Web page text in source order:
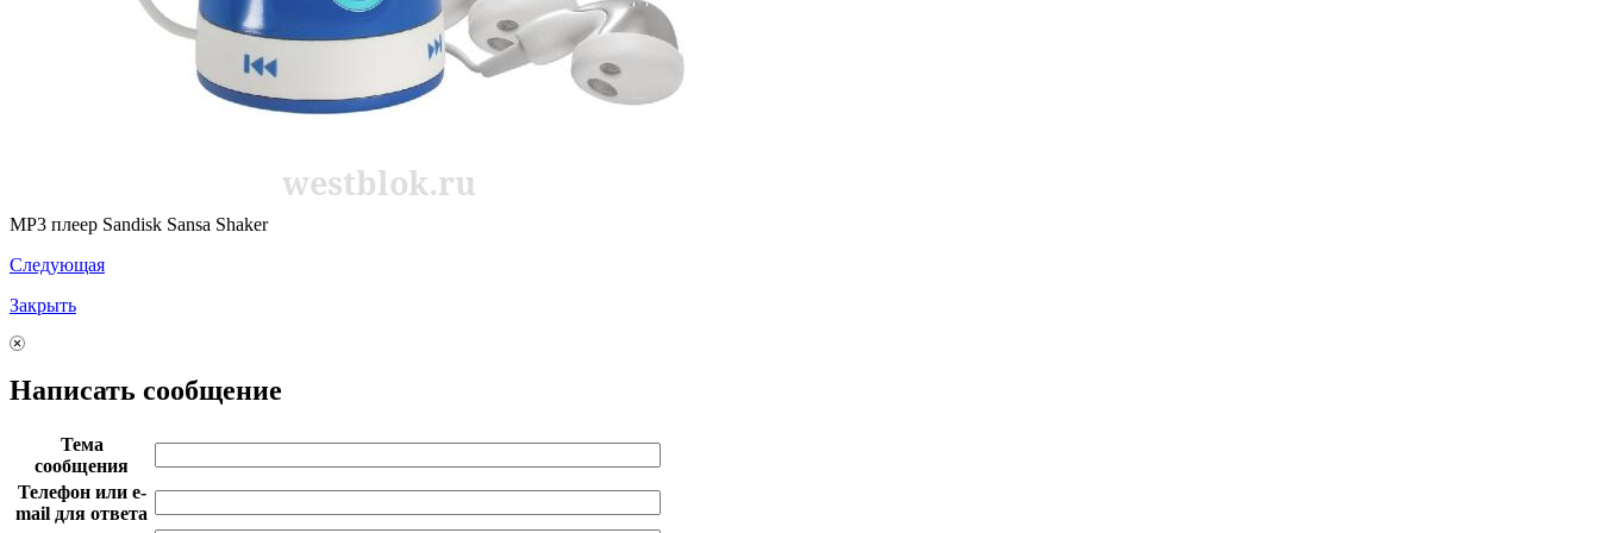
MP3 плеер Sandisk Sansa Shaker
Следующая
Закрыть
Написать сообщение
Тема
сообщения
Телефон или e-
mail для ответа